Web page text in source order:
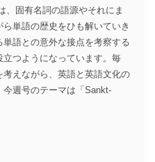
、固有名詞の語源やそれにま
単語の歴史をひも解いていき
語との意外な接点を考察する
立つようになっています。毎
えながら、英語と英語文化の
週号のテーマは「Sankt-